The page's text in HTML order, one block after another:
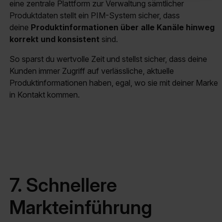
eine zentrale Plattform zur Verwaltung sämtlicher
Produktdaten stellt ein PIM-System sicher, dass
deine Produktinformationen über alle Kanäle hinweg
korrekt und konsistent sind.
So sparst du wertvolle Zeit und stellst sicher, dass deine
Kunden immer Zugriff auf verlässliche, aktuelle
Produktinformationen haben, egal, wo sie mit deiner Marke
in Kontakt kommen.
7. Schnellere
Markteinführung